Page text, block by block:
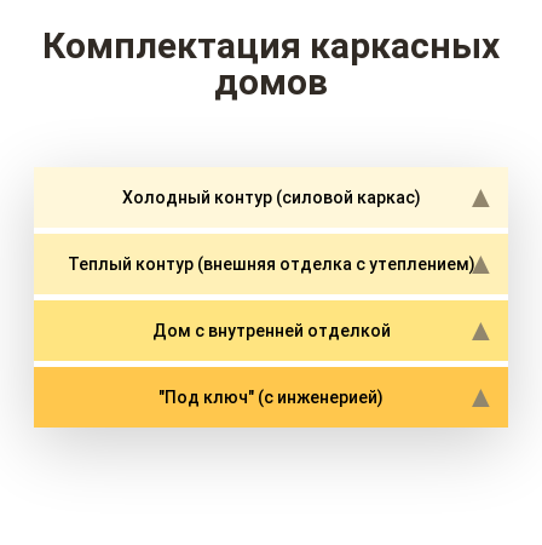
Комплектация каркасных
домов
Холодный контур (силовой каркас)
Теплый контур (внешняя отделка с утеплением)
Дом с внутренней отделкой
"Под ключ" (с инженерией)